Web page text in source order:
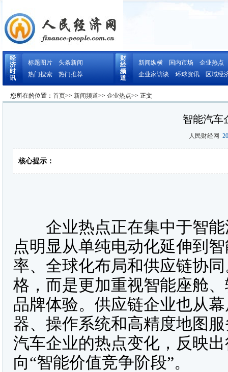
经
济
时
讯
标题图片
头条新闻
热门搜索
热门推荐
财
经
频
道
新闻纵横 国内市场
企业热点
企业家访谈
环球资讯 区域经
您所在的位置： 首页>> 新闻频道>> 企业热点>> 正文
智能汽车
人民财经网
核心提示：
企业热点正在集中于智能
点明显从单纯电动化延伸到
率、全球化布局和供应链协
格，而是更加重视智能座舱
品牌体验。供应链企业也从
器、操作系统和高精度地图
汽车企业的热点变化，反映
向“智能价值竞争阶段”。